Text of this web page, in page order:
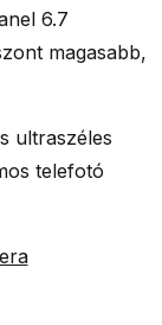
6.7
magasabb,
ultraszéles
telefotó